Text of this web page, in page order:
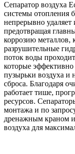
Сепаратор воздуха
системы отопления
непрерывно удаляет
предотвращая
коррозию металлов,
разрушительные
поток воды
которые
пузырьки воздуха и
сброса. Благодаря
работает тише,
ресурсов.
монтажа и по
дренажным краном и
воздуха для